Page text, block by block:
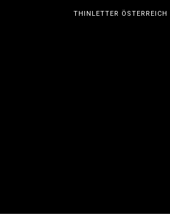
THINLETTER ÖSTERREICH